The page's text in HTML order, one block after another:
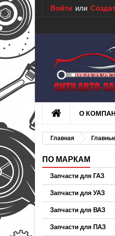
Войти или
О
Главная
ПО МАРКАМ
Запчасти для ГАЗ
Запчасти для УАЗ
Запчасти для ВАЗ
Запчасти для ПАЗ